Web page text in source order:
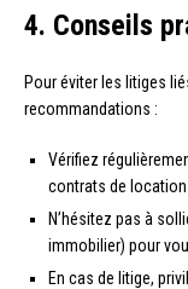
4. Conseils
Pour éviter les litiges
recommandations :
Vérifiez
contrats de
N’hésitez pas à
immobilier) pour
En cas de litige,